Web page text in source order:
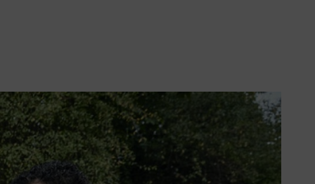
funzionino in modo
batteria e alla moderna